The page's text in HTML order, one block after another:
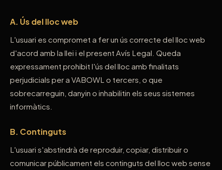
A. Ús del lloc web
L'usuari es compromet a fer un ús correcte del lloc web
d'acord amb la llei i el present Avís Legal. Queda
expressament prohibit l'ús del lloc amb finalitats
perjudicials per a VABOWL o tercers, o que
sobrecarreguin, danyin o inhabilitin els seus sistemes
informàtics.
B. Continguts
L'usuari s'abstindrà de reproduir, copiar, distribuir o
comunicar públicament els continguts del lloc web sense